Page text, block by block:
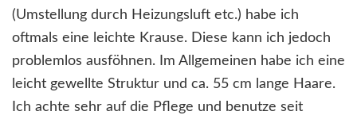
(Umstellung durch Heizungsluft etc.) habe ich
oftmals eine leichte Krause. Diese kann ich jedoch
problemlos ausföhnen. Im Allgemeinen habe ich eine
leicht gewellte Struktur und ca. 55 cm lange Haare.
Ich achte sehr auf die Pflege und benutze seit